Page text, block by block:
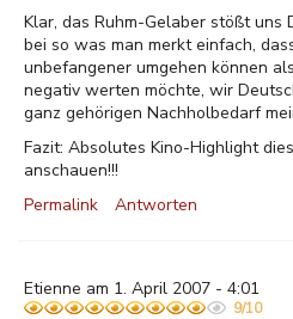
Klar, das Ruhm-Gelaber stößt uns
bei so was man merkt einfach,
unbefangener umgehen können
negativ werten möchte, wir
ganz gehörigen Nachholbedarf
Fazit: Absolutes Kino-Highlight
anschauen!!!
Permalink
Antworten
Etienne am 1. April 2007 - 4:01
9/10